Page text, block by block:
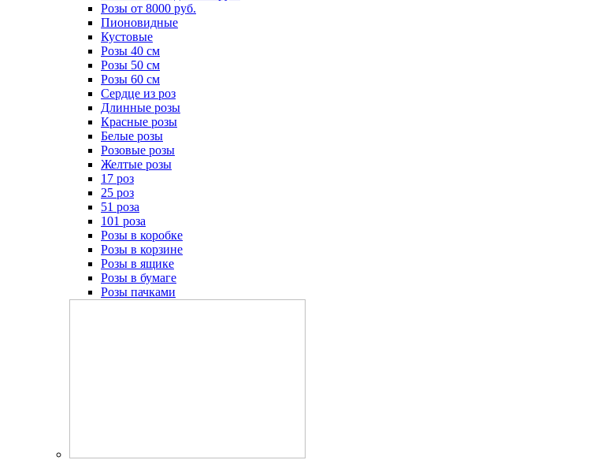
Розы от 8000 руб.
Пионовидные
Кустовые
Розы 40 см
Розы 50 см
Розы 60 см
Сердце из роз
Длинные розы
Красные розы
Белые розы
Розовые розы
Желтые розы
17 роз
25 роз
51 роза
101 роза
Розы в коробке
Розы в корзине
Розы в ящике
Розы в бумаге
Розы пачками